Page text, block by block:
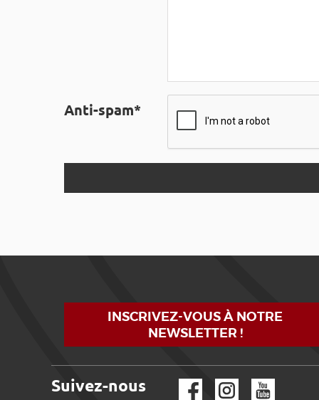
Anti-spam*
INSCRIVEZ-VOUS À NOTRE
NEWSLETTER !
Suivez-nous